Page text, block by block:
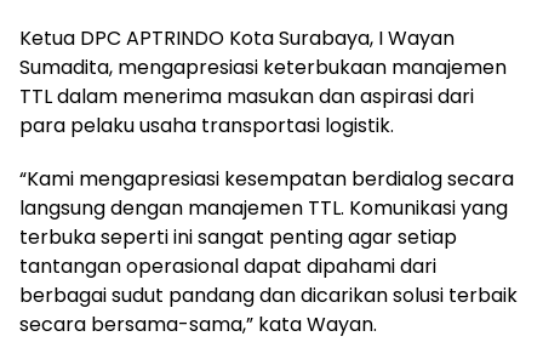
Ketua DPC APTRINDO Kota Surabaya, I Wayan
Sumadita, mengapresiasi keterbukaan manajemen
TTL dalam menerima masukan dan aspirasi dari
para pelaku usaha transportasi logistik.
“Kami mengapresiasi kesempatan berdialog secara
langsung dengan manajemen TTL. Komunikasi yang
terbuka seperti ini sangat penting agar setiap
tantangan operasional dapat dipahami dari
berbagai sudut pandang dan dicarikan solusi terbaik
secara bersama-sama,” kata Wayan.